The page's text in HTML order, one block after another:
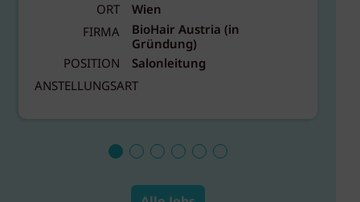
ORT
Wien
FIRMA
BioHair Austria (in
Gründung)
POSITION
Salonleitung
ANSTELLUNGSART